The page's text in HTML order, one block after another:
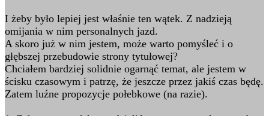
I żeby było lepiej jest właśnie ten wątek. Z nadzieją
omijania w nim personalnych jazd.
A skoro już w nim jestem, może warto pomyśleć i o
głębszej przebudowie strony tytułowej?
Chciałem bardziej solidnie ogarnąć temat, ale jestem w
ścisku czasowym i patrzę, że jeszcze przez jakiś czas będę.
Zatem luźne propozycje połebkowe (na razie).